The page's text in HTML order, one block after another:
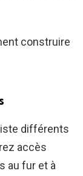
construire
différents
accès
au fur et à